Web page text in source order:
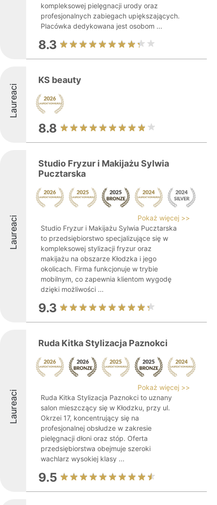
kompleksowej pielęgnacji urody oraz
profesjonalnych zabiegach upiększających.
Placówka dedykowana jest osobom ...
8.3
Laureaci
KS beauty
8.8
Laureaci
Studio Fryzur i Makijażu Sylwia
Pucztarska
Pokaż więcej >>
Studio Fryzur i Makijażu Sylwia Pucztarska
to przedsiębiorstwo specjalizujące się w
kompleksowej stylizacji fryzur oraz
makijażu na obszarze Kłodzka i jego
okolicach. Firma funkcjonuje w trybie
mobilnym, co zapewnia klientom wygodę
dzięki możliwości ...
9.3
Laureaci
Ruda Kitka Stylizacja Paznokci
Pokaż więcej >>
Ruda Kitka Stylizacja Paznokci to uznany
salon mieszczący się w Kłodzku, przy ul.
Okrzei 17, koncentrujący się na
profesjonalnej obsłudze w zakresie
pielęgnacji dłoni oraz stóp. Oferta
przedsiębiorstwa obejmuje szeroki
wachlarz wysokiej klasy ...
9.5